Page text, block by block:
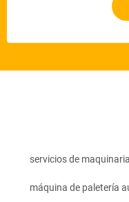
servicios de
máquina de paletería